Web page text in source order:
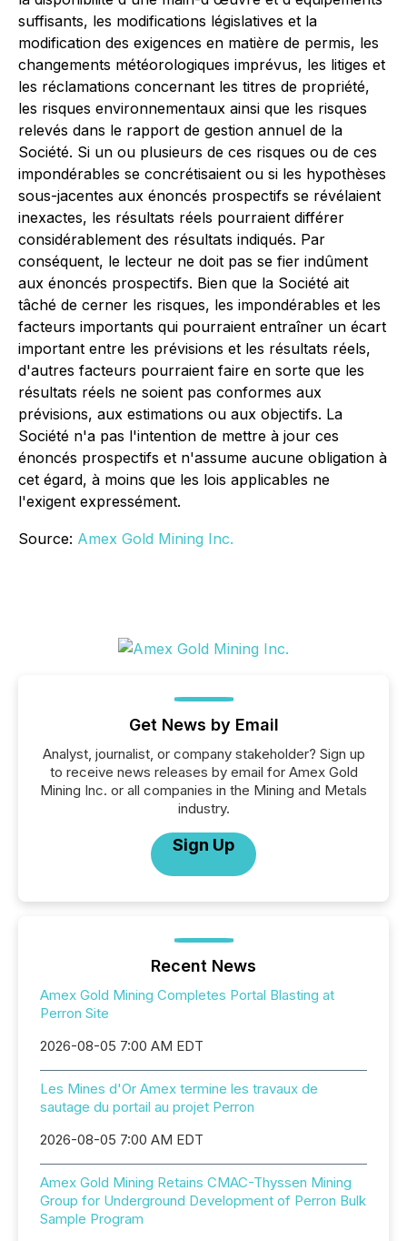
suffisants, les modifications législatives et la
modification des exigences en matière de permis, les
changements météorologiques imprévus, les litiges et
les réclamations concernant les titres de propriété,
les risques environnementaux ainsi que les risques
relevés dans le rapport de gestion annuel de la
Société. Si un ou plusieurs de ces risques ou de ces
impondérables se concrétisaient ou si les hypothèses
sous-jacentes aux énoncés prospectifs se révélaient
inexactes, les résultats réels pourraient différer
considérablement des résultats indiqués. Par
conséquent, le lecteur ne doit pas se fier indûment
aux énoncés prospectifs. Bien que la Société ait
tâché de cerner les risques, les impondérables et les
facteurs importants qui pourraient entraîner un écart
important entre les prévisions et les résultats réels,
d'autres facteurs pourraient faire en sorte que les
résultats réels ne soient pas conformes aux
prévisions, aux estimations ou aux objectifs. La
Société n'a pas l'intention de mettre à jour ces
énoncés prospectifs et n'assume aucune obligation à
cet égard, à moins que les lois applicables ne
l'exigent expressément.
Source: Amex Gold Mining Inc.
Get News by Email
Analyst, journalist, or company stakeholder? Sign up
to receive news releases by email for Amex Gold
Mining Inc. or all companies in the Mining and Metals
industry.
Sign Up
Recent News
Amex Gold Mining Completes Portal Blasting at
Perron Site
2026-08-05 7:00 AM EDT
Les Mines d'Or Amex termine les travaux de
sautage du portail au projet Perron
2026-08-05 7:00 AM EDT
Amex Gold Mining Retains CMAC-Thyssen Mining
Group for Underground Development of Perron Bulk
Sample Program